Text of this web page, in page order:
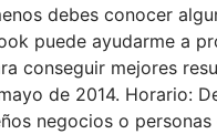
debes conocer
puede ayudarme a
conseguir mejores
de 2014. Horario:
negocios o